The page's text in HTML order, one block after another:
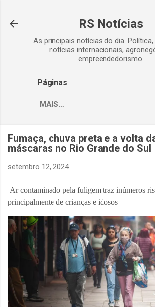
RS Notícias
As principais notícias do dia.
notícias internacionais,
empreendedorismo.
Páginas
MAIS…
Fumaça, chuva preta e a volta
máscaras no Rio Grande do Sul
setembro 12, 2024
Ar contaminado pela fuligem traz inúmeros
principalmente de crianças e idosos